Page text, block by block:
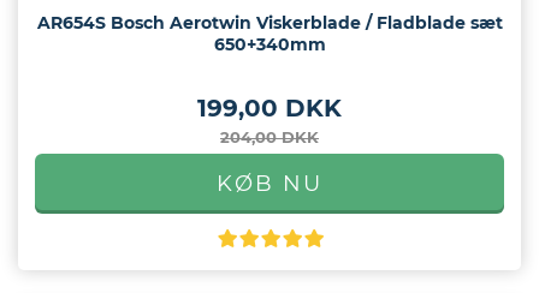
AR654S Bosch Aerotwin Viskerblade / Fladblade sæt
650+340mm
199,00 DKK
204,00 DKK